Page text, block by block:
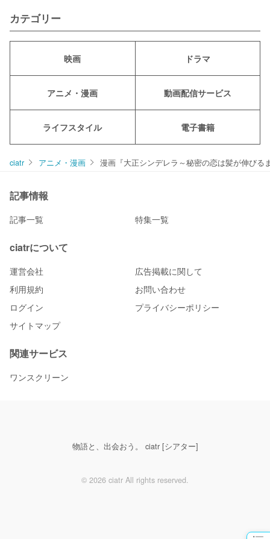
カテゴリー
映画 ドラマ
アニメ・漫画 動画配信サービス
ライフスタイル 電子書籍
ciatr アニメ・漫画 漫画『大正シンデレラ～秘密の恋は髪が伸び
記事情報
記事一覧 特集一覧
ciatrについて
運営会社
広告掲載に関して
利用規約
お問い合わせ
ログイン
プライバシーポリシー
サイトマップ
関連サービス
ワンスクリーン
物語と、出会おう。 ciatr [シアター]
© 2026 ciatr All rights reserved.